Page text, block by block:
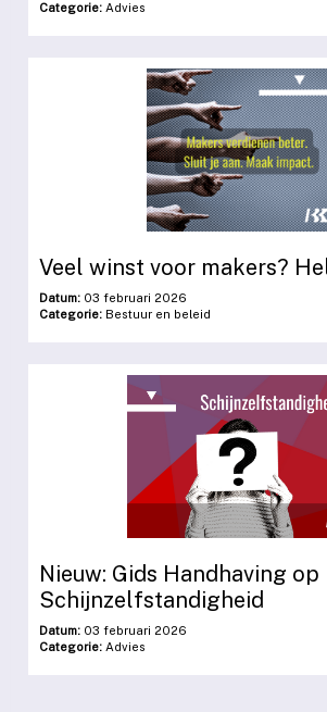
Categorie: Advies
Veel winst voor makers?
Datum: 03 februari 2026
Categorie: Bestuur en beleid
Nieuw: Gids Handhaving op
Schijnzelfstandigheid
Datum: 03 februari 2026
Categorie: Advies